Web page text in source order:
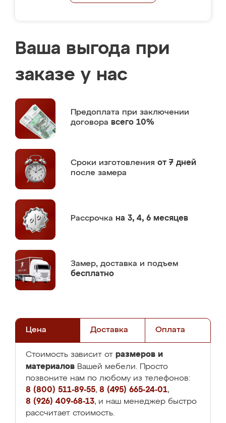
Ваша выгода при
заказе у нас
Предоплата при заключении
договора всего 10%
Сроки изготовления от 7 дней
после замера
Рассрочка на 3, 4, 6 месяцев
Замер, доставка и подъем
бесплатно
Цена Доставка Оплата
Стоимость зависит от размеров и
материалов Вашей мебели. Просто
позвоните нам по любому из телефонов:
8 (800) 511-89-55, 8 (495) 665-24-01,
8 (926) 409-68-13, и наш менеджер быстро
рассчитает стоимость.